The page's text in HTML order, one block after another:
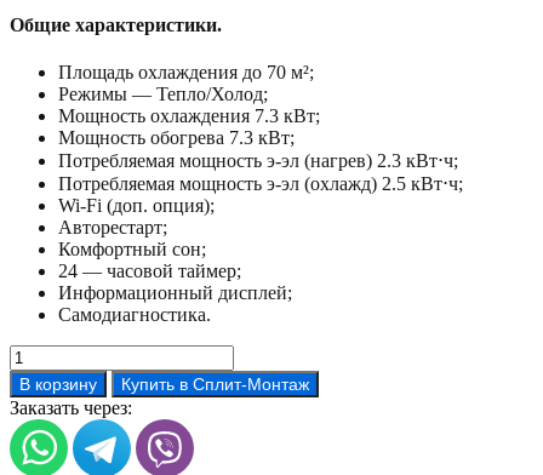
Общие характеристики.
Площадь охлаждения до 70 м²;
Режимы — Тепло/Холод;
Мощность охлаждения 7.3 кВт;
Мощность обогрева 7.3 кВт;
Потребляемая мощность э-эл (нагрев) 2.3 кВт⋅ч;
Потребляемая мощность э-эл (охлажд) 2.5 кВт⋅ч;
Wi-Fi (доп. опция);
Авторестарт;
Комфортный сон;
24 — часовой таймер;
Информационный дисплей;
Самодиагностика.
Количество
товара
Zanussi
ZACF-
24
H/N1
В корзину Купить в Сплит-Монтаж
Заказать через: